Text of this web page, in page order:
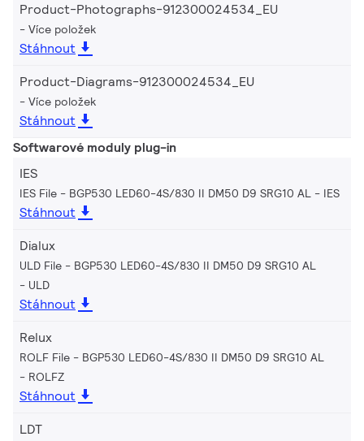
Product-Photographs-912300024534_EU
Více položek
Stáhnout
Product-Diagrams-912300024534_EU
Více položek
Stáhnout
Softwarové moduly plug-in
IES
IES File - BGP530 LED60-4S/830 II DM50 D9 SRG10 AL IES
Stáhnout
Dialux
ULD File - BGP530 LED60-4S/830 II DM50 D9 SRG10 AL
ULD
Stáhnout
Relux
ROLF File - BGP530 LED60-4S/830 II DM50 D9 SRG10 AL
ROLFZ
Stáhnout
LDT